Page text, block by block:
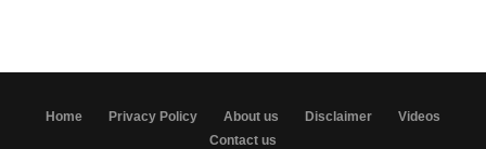
Home Privacy Policy About us Disclaimer
Videos
Contact us